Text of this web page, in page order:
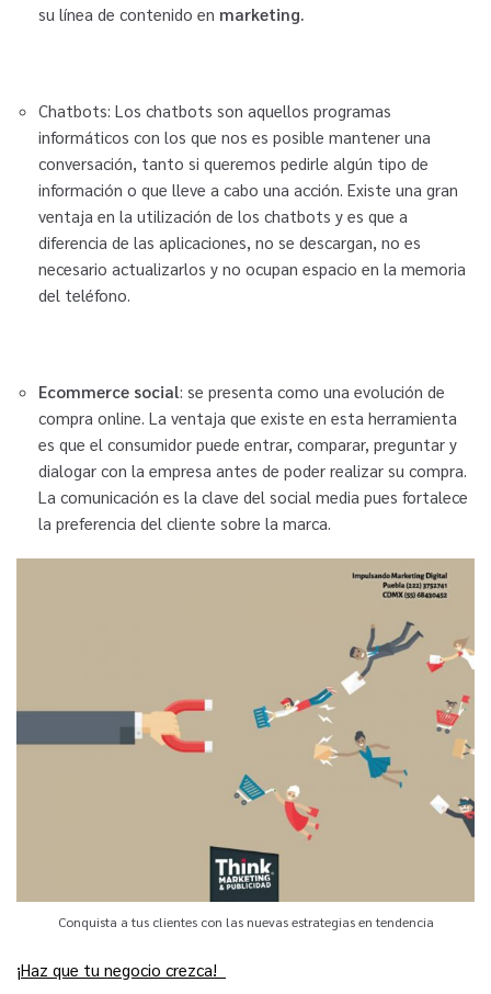
su línea de contenido en marketing.
Chatbots: Los chatbots son aquellos programas
informáticos con los que nos es posible mantener una
conversación, tanto si queremos pedirle algún tipo de
información o que lleve a cabo una acción. Existe una gran
ventaja en la utilización de los chatbots y es que a
diferencia de las aplicaciones, no se descargan, no es
necesario actualizarlos y no ocupan espacio en la memoria
del teléfono.
Ecommerce social: se presenta como una evolución de
compra online. La ventaja que existe en esta herramienta
es que el consumidor puede entrar, comparar, preguntar y
dialogar con la empresa antes de poder realizar su compra.
La comunicación es la clave del social media pues fortalece
la preferencia del cliente sobre la marca.
Conquista a tus clientes con las nuevas estrategias en tendencia
¡Haz que tu negocio crezca!